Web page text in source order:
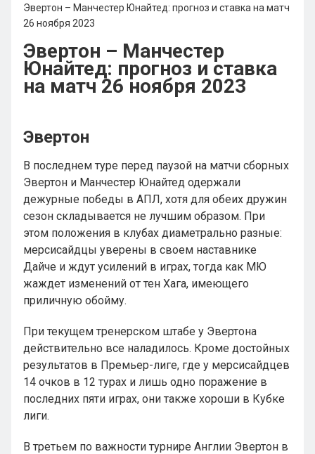
Эвертон – Манчестер Юнайтед: прогноз и ставка на матч
26 ноября 2023
Эвертон – Манчестер
Юнайтед: прогноз и ставка
на матч 26 ноября 2023
Эвертон
В последнем туре перед паузой на матчи сборных
Эвертон и Манчестер Юнайтед одержали
дежурные победы в АПЛ, хотя для обеих дружин
сезон складывается не лучшим образом. При
этом положения в клубах диаметрально разные:
мерсисайдцы уверены в своем наставнике
Дайче и ждут усилений в играх, тогда как МЮ
жаждет изменений от тен Хага, имеющего
приличную обойму.
При текущем тренерском штабе у Эвертона
действительно все наладилось. Кроме достойных
результатов в Премьер-лиге, где у мерсисайдцев
14 очков в 12 турах и лишь одно поражение в
последних пяти играх, они также хороши в Кубке
лиги.
В третьем по важности турнире Англии Эвертон в